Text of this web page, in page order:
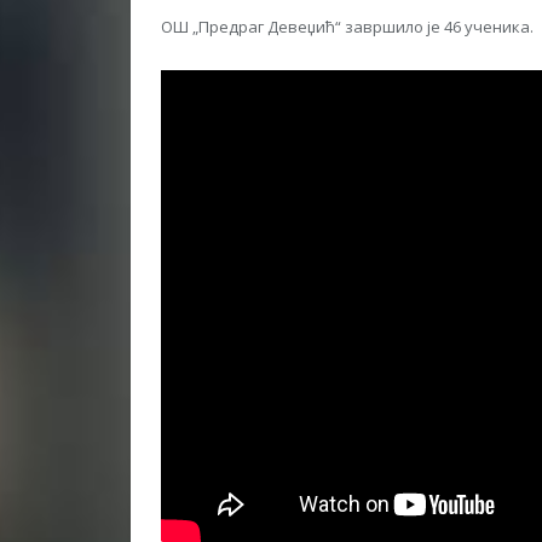
ОШ „Предраг Девеџић“ завршило је 46 ученика.